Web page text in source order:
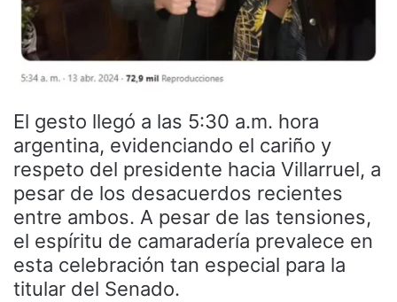
El gesto llegó a las 5:30 a.m. hora
argentina, evidenciando el cariño y
respeto del presidente hacia Villarruel, a
pesar de los desacuerdos recientes
entre ambos. A pesar de las tensiones,
el espíritu de camaradería prevalece en
esta celebración tan especial para la
titular del Senado.